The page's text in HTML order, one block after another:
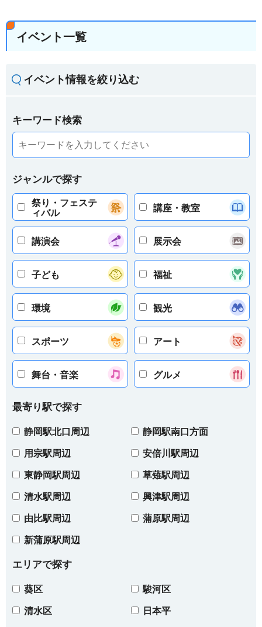
イベント一覧
イベント情報を絞り込む
キーワード検索
ジャンルで探す
祭り・フェステ
ィバル
講座・教室
講演会 展示会
子ども 福祉
環境 観光
スポーツ アート
舞台・音楽 グルメ
最寄り駅で探す
静岡駅北口周辺 静岡駅南口方面
用宗駅周辺 安倍川駅周辺
東静岡駅周辺 草薙駅周辺
清水駅周辺 興津駅周辺
由比駅周辺 蒲原駅周辺
新蒲原駅周辺
エリアで探す
葵区 駿河区
清水区 日本平